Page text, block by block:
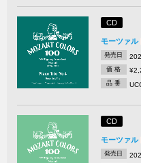
CD
モーツァル
発売日
価 格
品 番
CD
モーツァル
発売日